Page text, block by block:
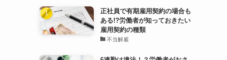
正社員で有期雇用契約の場合も
ある!?労働者が知っておきたい
雇用契約の種類
不当解雇